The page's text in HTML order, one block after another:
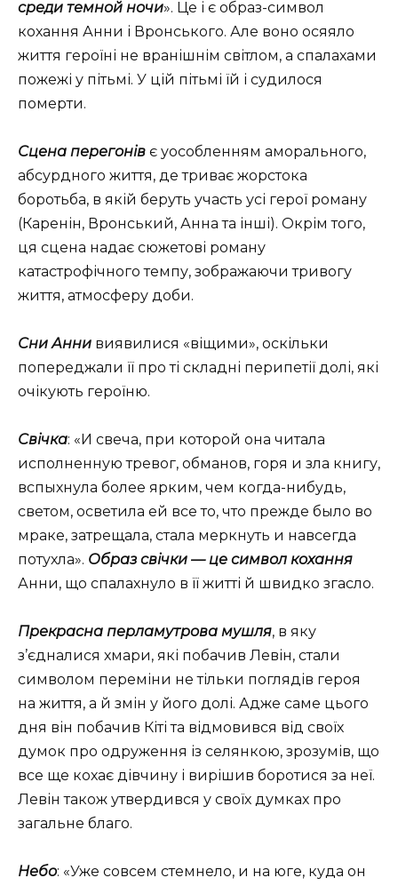
среди темной ночи». Це і є образ-символ
кохання Анни і Вронського. Але воно осяяло
життя героїні не вранішнім світлом, а спалахами
пожежі у пітьмі. У цій пітьмі їй і судилося
померти.
Сцена перегонів є уособленням аморального,
абсурдного життя, де триває жорстока
боротьба, в якій беруть участь усі герої роману
(Каренін, Вронський, Анна та інші). Окрім того,
ця сцена надає сюжетові роману
катастрофічного темпу, зображаючи тривогу
життя, атмосферу доби.
Сни Анни виявилися «віщими», оскільки
попереджали її про ті складні перипетії долі, які
очікують героїню.
Свічка: «И свеча, при которой она читала
исполненную тревог, обманов, горя и зла книгу,
вспыхнула более ярким, чем когда-нибудь,
светом, осветила ей все то, что прежде было во
мраке, затрещала, стала меркнуть и навсегда
потухла». Образ свічки — це символ кохання
Анни, що спалахнуло в її житті й швидко згасло.
Прекрасна перламутрова мушля, в яку
з’єдналися хмари, які побачив Левін, стали
символом переміни не тільки поглядів героя
на життя, а й змін у його долі. Адже саме цього
дня він побачив Кіті та відмовився від своїх
думок про одруження із селянкою, зрозумів, що
все ще кохає дівчину і вирішив боротися за неї.
Левін також утвердився у своїх думках про
загальне благо.
Небо: «Уже совсем стемнело, и на юге, куда он